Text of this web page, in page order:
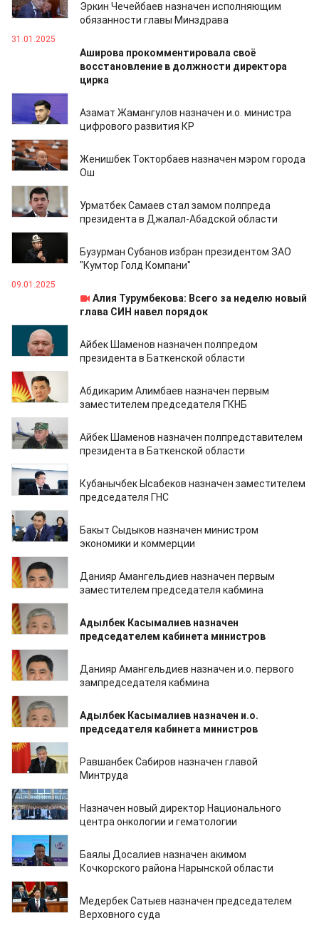
Эркин Чечейбаев назначен исполняющим
обязанности главы Минздрава
31.01.2025
Аширова прокомментировала своё
восстановление в должности директора
цирка
29.01.2025
Азамат Жамангулов назначен и.о. министра
цифрового развития КР
23.01.2025
Женишбек Токторбаев назначен мэром города
Ош
20.01.2025
Урматбек Самаев стал замом полпреда
президента в Джалал-Абадской области
10.01.2025
Бузурман Субанов избран президентом ЗАО
"Кумтор Голд Компани"
09.01.2025
Алия Турумбекова: Всего за неделю новый
глава СИН навел порядок
25.12.2024
Айбек Шаменов назначен полпредом
президента в Баткенской области
24.12.2024
Абдикарим Алимбаев назначен первым
заместителем председателя ГКНБ
24.12.2024
Айбек Шаменов назначен полпредставителем
президента в Баткенской области
23.12.2024
Кубанычбек Ысабеков назначен заместителем
председателя ГНС
18.12.2024
Бакыт Сыдыков назначен министром
экономики и коммерции
18.12.2024
Данияр Амангельдиев назначен первым
заместителем председателя кабмина
18.12.2024
Адылбек Касымалиев назначен
председателем кабинета министров
16.12.2024
Данияр Амангельдиев назначен и.о. первого
зампредседателя кабмина
16.12.2024
Адылбек Касымалиев назначен и.о.
председателя кабинета министров
09.12.2024
Равшанбек Сабиров назначен главой
Минтруда
03.12.2024
Назначен новый директор Национального
центра онкологии и гематологии
30.10.2024
Баялы Досалиев назначен акимом
Кочкорского района Нарынской области
24.10.2024
Медербек Сатыев назначен председателем
Верховного суда